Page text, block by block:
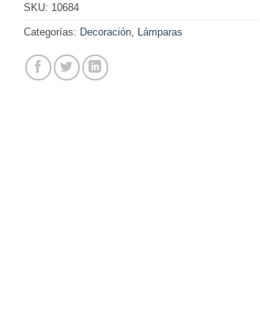
SKU: 10684
Categorías: Decoración Lámparas